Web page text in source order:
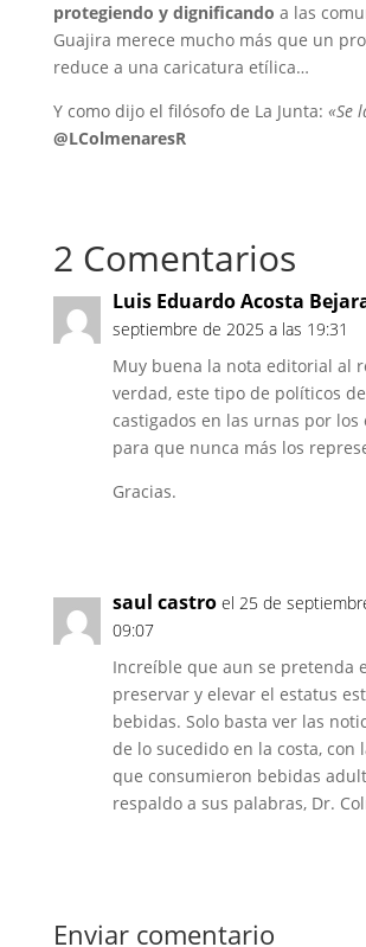
protegiendo y dignificando a las
Guajira merece mucho más que un
reduce a una caricatura etílica…
Y como dijo el filósofo de La Junta: «Se
@LColmenaresR
2 Comentarios
Luis Eduardo Acosta
septiembre de 2025 a las 19:31
Muy buena la nota editorial al
verdad, este tipo de políticos
castigados en las urnas por los
para que nunca más los
Gracias.
saul castro el 25 de
09:07
Increíble que aun se pretenda
preservar y elevar el estatus
bebidas. Solo basta ver las
de lo sucedido en la costa, con
que consumieron bebidas
respaldo a sus palabras, Dr.
Enviar comentario